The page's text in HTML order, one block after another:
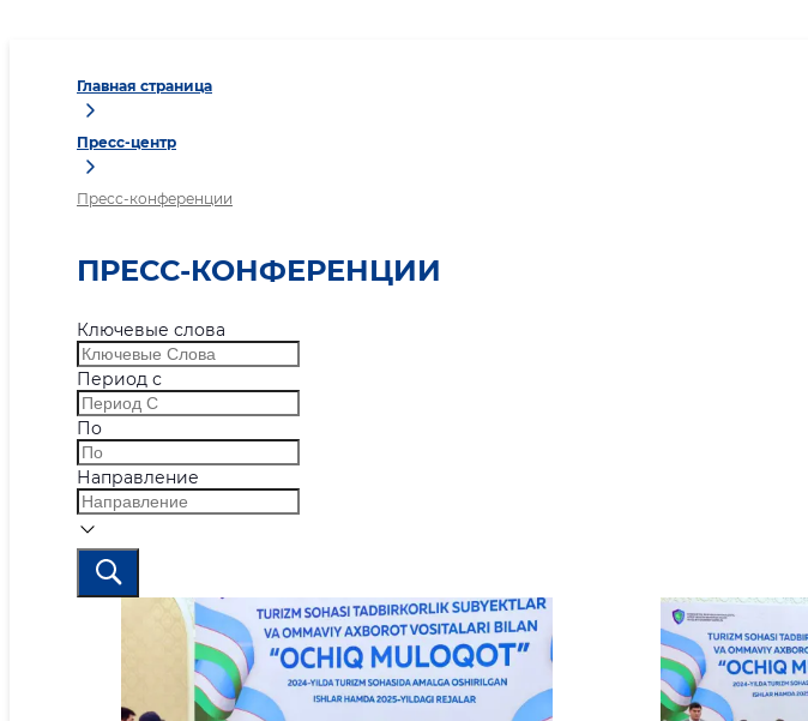
Главная страница
Пресс-центр
Пресс-конференции
ПРЕСС-КОНФЕРЕНЦИИ
Ключевые слова
Период с
По
Направление